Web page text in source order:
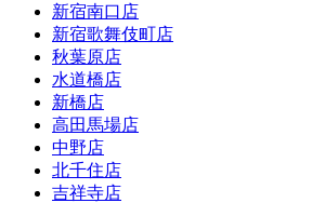
新宿南口店
新宿歌舞伎町店
秋葉原店
水道橋店
新橋店
高田馬場店
中野店
北千住店
吉祥寺店